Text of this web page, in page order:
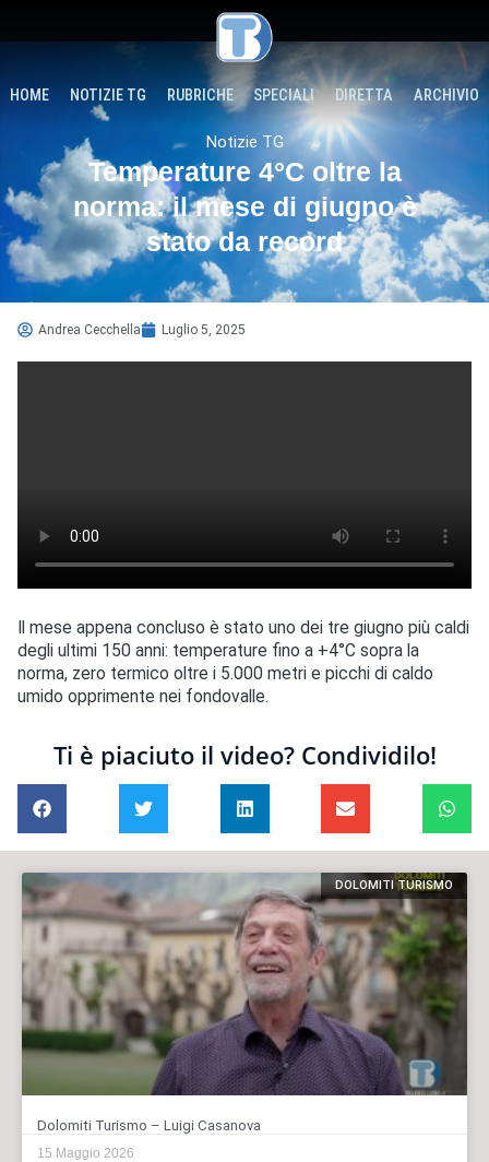
HOME NOTIZIE TG RUBRICHE SPECIALI DIRETTA ARCHIVIO
Notizie TG
Temperature 4°C oltre la
norma: il mese di giugno è
stato da record
Andrea Cecchella Luglio 5, 2025
Il mese appena concluso è stato uno dei tre giugno più caldi
degli ultimi 150 anni: temperature fino a +4°C sopra la
norma, zero termico oltre i 5.000 metri e picchi di caldo
umido opprimente nei fondovalle.
Ti è piaciuto il video? Condividilo!
DOLOMITI TURISMO
Dolomiti Turismo – Luigi Casanova
15 Maggio 2026